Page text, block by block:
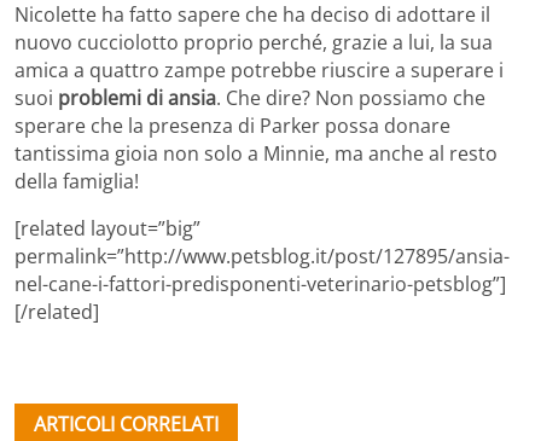
Nicolette ha fatto sapere che ha deciso di adottare il
nuovo cucciolotto proprio perché, grazie a lui, la sua
amica a quattro zampe potrebbe riuscire a superare i
suoi problemi di ansia. Che dire? Non possiamo che
sperare che la presenza di Parker possa donare
tantissima gioia non solo a Minnie, ma anche al resto
della famiglia!
[related layout=”big”
permalink=”http://www.petsblog.it/post/127895/ansia-
nel-cane-i-fattori-predisponenti-veterinario-petsblog”]
[/related]
ARTICOLI CORRELATI